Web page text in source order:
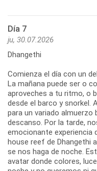
Día 7
ju, 30.07.2026
Dhangethi
Comienza el día con un
La mañana puede ser o
aproveches a tu ritmo, o
desde el barco y snorkel.
para un variado
descanso. Por la tarde,
emocionante experiencia
house reef de Dhangethi
se nos haga de noche.
avatar donde colores,